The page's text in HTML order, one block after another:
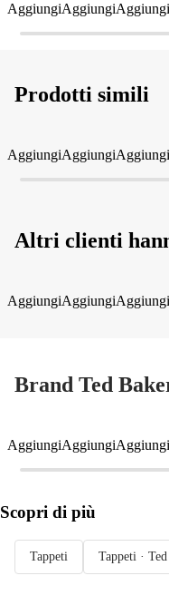
AggiungiAggiungiAggiungi
Prodotti simili
AggiungiAggiungiAggiungi
Altri clienti
AggiungiAggiungiAggiungi
Brand Ted
AggiungiAggiungiAggiungi
Scopri di più
Tappeti Tappeti ·